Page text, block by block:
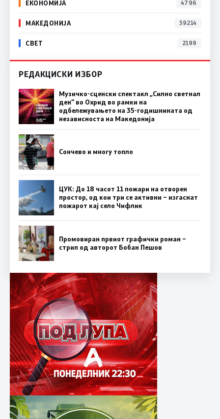
ЕКОНОМИЈА 4796
МАКЕДОНИЈА 39214
СВЕТ 2199
РЕДАКЦИСКИ ИЗБОР
Музичко-сценски спектакл „Силно светнал
ден“ во Охрид во рамки на
одбележувањето на 35-годишнината од
независноста на Македонија
Сончево и многу топло
ЦУК: До 18 часот 11 пожари на отворен
простор, од кои три се активни – изгаснат
пожарот кај село Чифлик
Промовиран првиот графички роман –
стрип од авторот Бобан Пешов